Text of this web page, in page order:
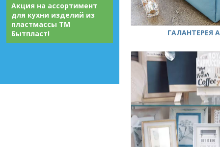
Акция на ассортимент
для кухни изделий из
пластмассы ТМ
Бытпласт!
ГАЛАНТЕРЕЯ